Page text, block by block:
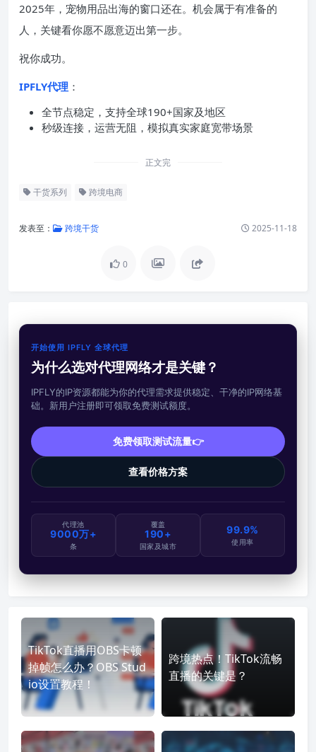
2025年，宠物用品出海的窗口还在。机会属于有准备的
人，关键看你愿不愿意迈出第一步。
祝你成功。
IPFLY代理 ：
全节点稳定，支持全球190+国家及地区
秒级连接，运营无阻，模拟真实家庭宽带场景
正文完
干货系列 跨境电商
发表至： 跨境干货 2025-11-18
0
开始使用 IPFLY 全球代理
为什么选对代理网络才是关键？
IPFLY的IP资源都能为你的代理需求提供稳定、干净的IP网络基
础。新用户注册即可领取免费测试额度。
免费领取测试流量👉
查看价格方案
代理池
9000万+
条
覆盖
190+
国家及城市
99.9%
使用率
TikTok直播用OBS卡顿
掉帧怎么办？OBS Stud
io设置教程！
跨境热点！TikTok流畅
直播的关键是？